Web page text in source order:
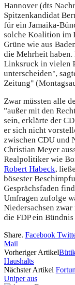
Hannover (dts
Spitzenkandidat
für ein Jamaika-
solche Koalition im
Grüne wie aus
die Mehrheit
Linksruck in vielen
unterscheiden",
Zeitung"
Zwar müssten alle
"außer mit den
sein, erklärte der
er sich nicht
zwischen CDU und
Christian Meyer
Realpolitiker wie
Robert Habeck,
bösester
Gesprächsfaden
Umfragen zufolge
Niedersachsen
die FDP ein
Share. Facebook
Mail
Vorheriger Artikel
Haushalts
Nächster Artikel
Uniper aus